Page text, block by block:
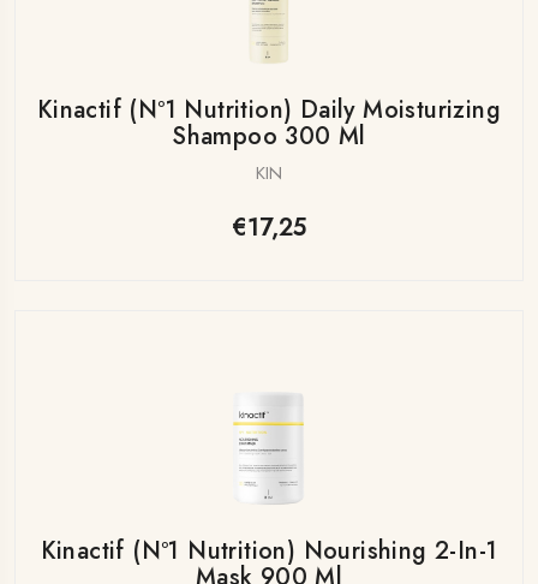
Kinactif (nº1 Nutrition) Daily Moisturizing
Shampoo 300 Ml
KIN
€17,25
Kinactif (nº1 Nutrition) Nourishing 2-In-1